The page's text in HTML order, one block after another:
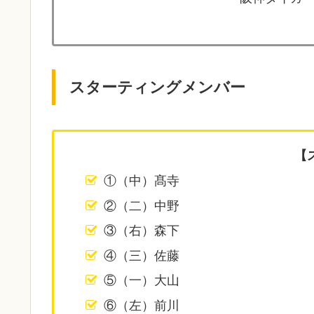
スターティングメンバー
①（中）髙寺
②（二）中野
③（右）森下
④（三）佐藤
⑤（一）大山
⑥（左）前川